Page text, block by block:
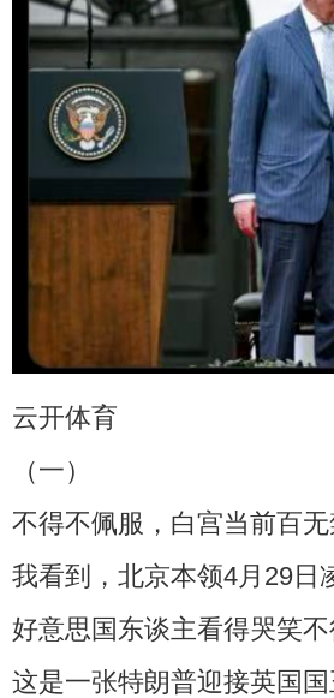
云开体育
（一）
不得不佩服，白宫当前百
我看到，北京本领4月29日
好意思国东谈主看得哭笑
这是一张特朗普迎接英国